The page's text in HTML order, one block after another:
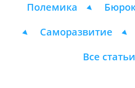
Полемика
Саморазвитие
Все статьи